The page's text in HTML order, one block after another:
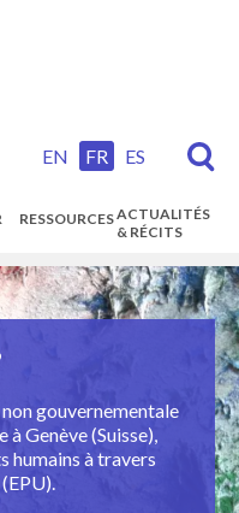
EN FR ES
RESSOURCESACTUALITÉS
& RÉCITS
gouvernementale
Genève (Suisse),
humains à travers